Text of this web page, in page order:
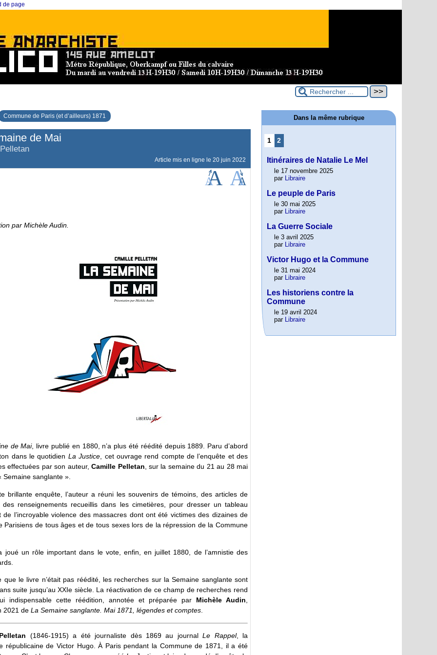
de page
Commune de Paris (et d’ailleurs) 1871
de Mai
Article mis en ligne le 20 juin 2022
par Michèle Audin.
de Mai, livre publié en 1880, n’a plus été réédité depuis 1889. Paru d’abord
dans le quotidien La Justice , cet ouvrage rend compte de l’enquête et des
effectuées par son auteur,Camille Pelletan , sur la semaine du 21 au 28 mai
Semaine sanglante ».
brillante enquête, l’auteur a réuni les souvenirs de témoins, des articles de
des renseignements recueillis dans les cimetières, pour dresser un tableau
de l’incroyable violence des massacres dont ont été victimes des dizaines de
Parisiens de tous âges et de tous sexes lors de la répression de la Commune
joué un rôle important dans le vote, enfin, en juillet 1880, de l’amnistie des
que le livre n’était pas réédité, les recherches sur la Semaine sanglante sont
suite jusqu’au XXIe siècle. La réactivation de ce champ de recherches rend
indispensable cette réédition, annotée et préparée par Michèle Audin,
2021 de La Semaine sanglante. Mai 1871, légendes et comptes.
(1846-1915) a été journaliste dès 1869 au journalLe Rappel, la
républicaine de Victor Hugo. À Paris pendant la Commune de 1871, il a été
Dans la même rubrique
1 2
Itinéraires de Natalie Le Mel
le 17 novembre 2025
par Libraire
Le peuple de Paris
le 30 mai 2025
par Libraire
La Guerre Sociale
le 3 avril 2025
par Libraire
Victor Hugo et la Commune
le 31 mai 2024
par Libraire
Les historiens contre la
Commune
le 19 avril 2024
par Libraire